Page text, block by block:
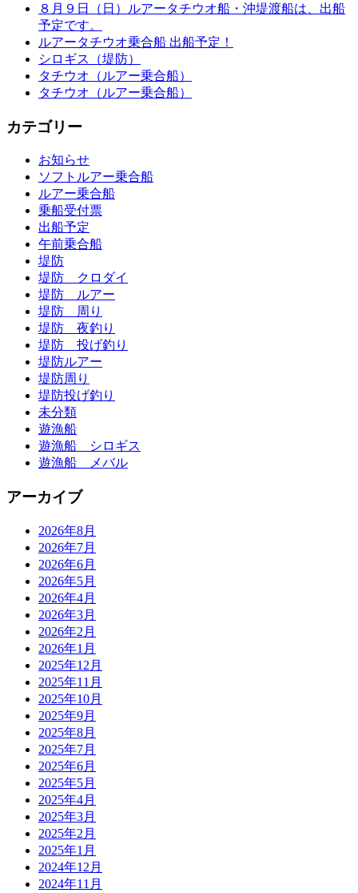
８月９日（日）ルアータチウオ船・沖堤渡船は、出船
予定です。
ルアータチウオ乗合船 出船予定！
シロギス（堤防）
タチウオ（ルアー乗合船）
タチウオ（ルアー乗合船）
カテゴリー
お知らせ
ソフトルアー乗合船
ルアー乗合船
乗船受付票
出船予定
午前乗合船
堤防
堤防 クロダイ
堤防 ルアー
堤防 周り
堤防 夜釣り
堤防 投げ釣り
堤防ルアー
堤防周り
堤防投げ釣り
未分類
遊漁船
遊漁船 シロギス
遊漁船 メバル
アーカイブ
2026年8月
2026年7月
2026年6月
2026年5月
2026年4月
2026年3月
2026年2月
2026年1月
2025年12月
2025年11月
2025年10月
2025年9月
2025年8月
2025年7月
2025年6月
2025年5月
2025年4月
2025年3月
2025年2月
2025年1月
2024年12月
2024年11月